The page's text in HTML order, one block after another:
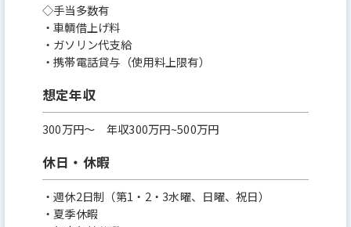
◇手当多数有
・車輌借上げ料
・ガソリン代支給
・携帯電話貸与（使用料上限有）
想定年収
300万円〜 年収300万円~500万円
休日・休暇
・週休2日制（第1・2・3水曜、日曜、祝日）
・夏季休暇